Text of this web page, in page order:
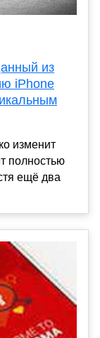
из
iPhone
изменит
полностью
ещё два